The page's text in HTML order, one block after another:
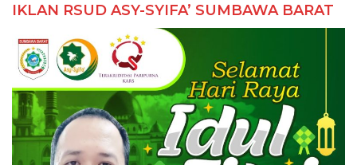
IKLAN RSUD ASY-SYIFA’ SUMBAWA BARAT